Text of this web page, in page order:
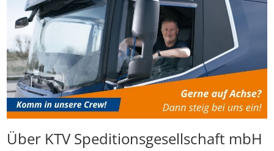
Über KTV Speditionsgesellschaft mbH